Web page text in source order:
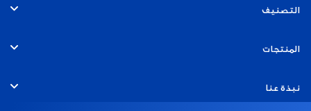
التصنيف
الأفراد
المنتجات
الحسابات
نبذة عنا